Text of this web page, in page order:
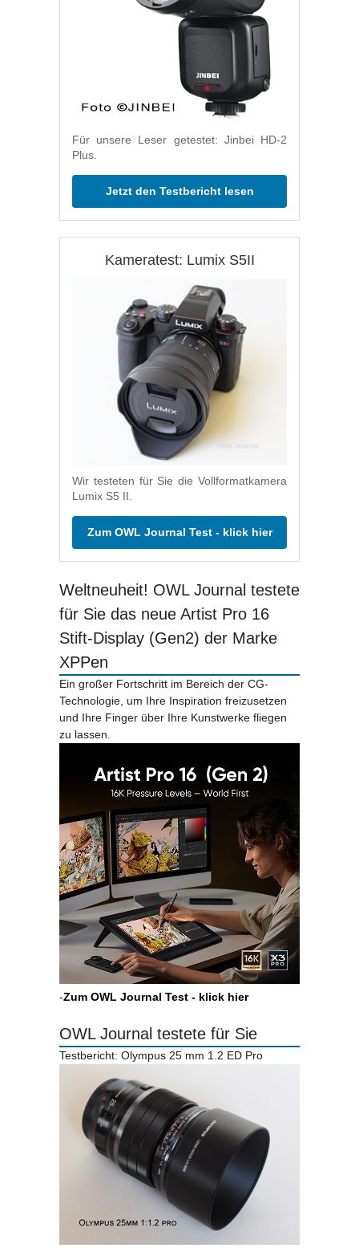
Für unsere Leser getestet: Jinbei HD-2
Plus.
Jetzt den Testbericht lesen
Kameratest: Lumix S5II
Wir testeten für Sie die Vollformatkamera
Lumix S5 II.
Zum OWL Journal Test - klick hier
Weltneuheit! OWL Journal testete
für Sie das neue Artist Pro 16
Stift-Display (Gen2) der Marke
XPPen
Ein großer Fortschritt im Bereich der CG-
Technologie, um Ihre Inspiration freizusetzen
und Ihre Finger über Ihre Kunstwerke fliegen
zu lassen.
-Zum OWL Journal Test - klick hier
OWL Journal testete für Sie
Testbericht: Olympus 25 mm 1.2 ED Pro